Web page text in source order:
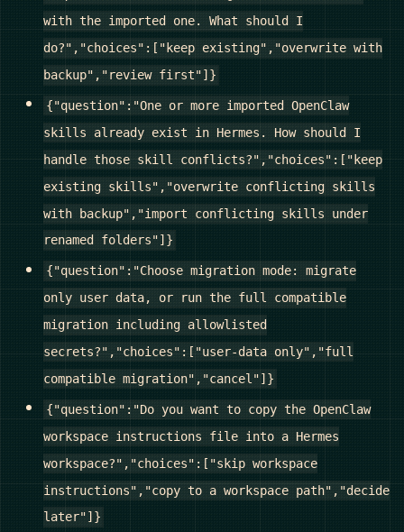
with the imported one. What should I
do?","choices":["keep existing","overwrite with
backup","review first"]}
{"question":"One or more imported OpenClaw
skills already exist in Hermes. How should I
handle those skill conflicts?","choices":["keep
existing skills","overwrite conflicting skills
with backup","import conflicting skills under
renamed folders"]}
{"question":"Choose migration mode: migrate
only user data, or run the full compatible
migration including allowlisted
secrets?","choices":["user-data only","full
compatible migration","cancel"]}
{"question":"Do you want to copy the OpenClaw
workspace instructions file into a Hermes
workspace?","choices":["skip workspace
instructions","copy to a workspace path","decide
later"]}